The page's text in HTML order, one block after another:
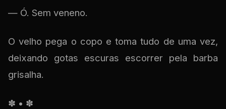
— Ó. Sem veneno.
O velho pega o copo e toma tudo de uma vez,
deixando gotas escuras escorrer pela barba
grisalha.
✽ • ✽